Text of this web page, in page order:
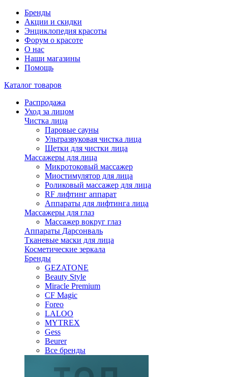
Бренды
Акции и скидки
Энциклопедия красоты
Форум о красоте
О нас
Наши магазины
Помощь
Каталог товаров
Распродажа
Уход за лицом
Чистка лица
Паровые сауны
Ультразвуковая чистка лица
Щетки для чистки лица
Массажеры для лица
Микротоковый массажер
Миостимулятор для лица
Роликовый массажер для лица
RF лифтинг аппарат
Аппараты для лифтинга лица
Массажеры для глаз
Массажер вокруг глаз
Аппараты Дарсонваль
Тканевые маски для лица
Косметические зеркала
Бренды
GEZATONE
Beauty Style
Miracle Premium
CF Magic
Foreo
LALOO
MYTREX
Gess
Beurer
Все бренды